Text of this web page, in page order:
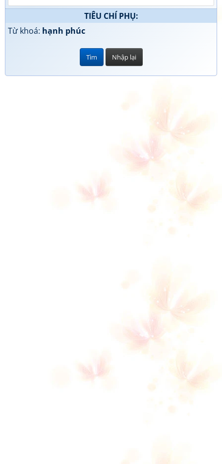
TIÊU CHÍ PHỤ:
Từ khoá: hạnh phúc